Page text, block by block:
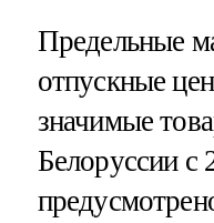
Предельные
отпускные
значимые
Белоруссии с